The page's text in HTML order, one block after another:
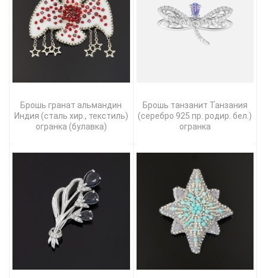
Брошь гранат альмандин
Индия (сталь хир., текстиль)
огранка (булавка)
Брошь танзанит Танзания
(серебро 925 пр. родир. бел.)
огранка